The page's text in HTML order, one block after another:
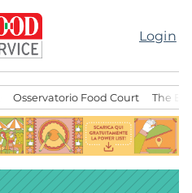
Login
Osservatorio Food Court The